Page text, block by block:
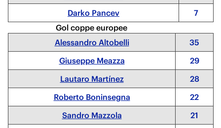
Darko Pancev
7
Gol coppe europee
Alessandro Altobelli
35
Giuseppe Meazza
29
Lautaro Martínez
28
Roberto Boninsegna
22
Sandro Mazzola
21